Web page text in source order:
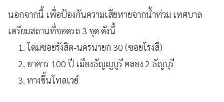
นอกจากนี้ เพื่อป้องกันความเสียหายจากน้ำท่วม เทศบาล
เตรียมสถานที่จอดรถ 3 จุด ดังนี้
1. โดมซอยรังสิต-นครนายก 30 (ซอยโรงสี)
2. อาคาร 100 ปี เมืองธัญญูบูรี คลอง 2 ธัญบุรี
3. ทางขึ้นโทลเวย์